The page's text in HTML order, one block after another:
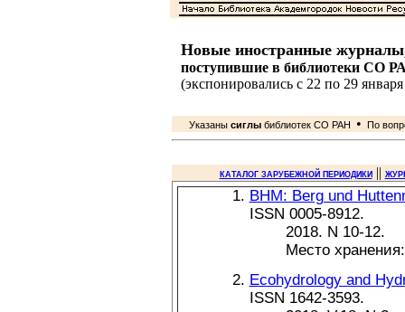
Новые иностранные
поступившие в библиотеки СО
(экспонировались с 22 по 29
Указаны сиглы библиотек СО РАН • По
КАТАЛОГ ЗАРУБЕЖНОЙ ПЕРИОДИКИ||
BHM: Berg und
ISSN 0005-8912.
2018. N 10-12.
Место
Ecohydrology and
ISSN 1642-3593.